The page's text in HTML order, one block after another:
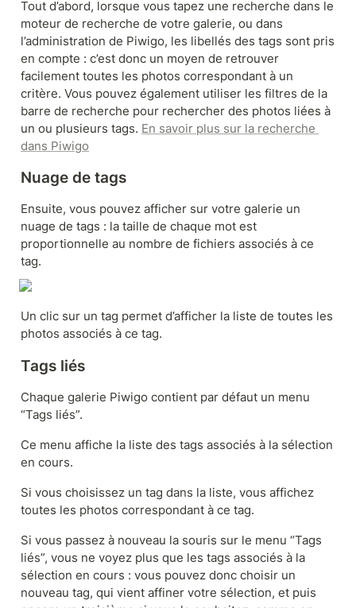
Tout d’abord, lorsque vous tapez une recherche dans le
moteur de recherche de votre galerie, ou dans
l’administration de Piwigo, les libellés des tags sont pris
en compte : c’est donc un moyen de retrouver
facilement toutes les photos correspondant à un
critère. Vous pouvez également utiliser les filtres de la
barre de recherche pour rechercher des photos liées à
un ou plusieurs tags. En savoir plus sur la recherche
dans Piwigo
Nuage de tags
Ensuite, vous pouvez afficher sur votre galerie un
nuage de tags : la taille de chaque mot est
proportionnelle au nombre de fichiers associés à ce
tag.
Un clic sur un tag permet d’afficher la liste de toutes les
photos associés à ce tag.
Tags liés
Chaque galerie Piwigo contient par défaut un menu
“Tags liés”.
Ce menu affiche la liste des tags associés à la sélection
en cours.
Si vous choisissez un tag dans la liste, vous affichez
toutes les photos correspondant à ce tag.
Si vous passez à nouveau la souris sur le menu “Tags
liés”, vous ne voyez plus que les tags associés à la
sélection en cours : vous pouvez donc choisir un
nouveau tag, qui vient affiner votre sélection, et puis